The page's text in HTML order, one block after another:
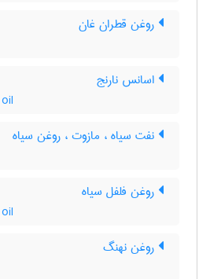
روغن قطران غان
اسانس نارنج
نفت سیاه ، مازوت ، روغن سیاه
روغن فلفل سیاه
روغن نهنگ